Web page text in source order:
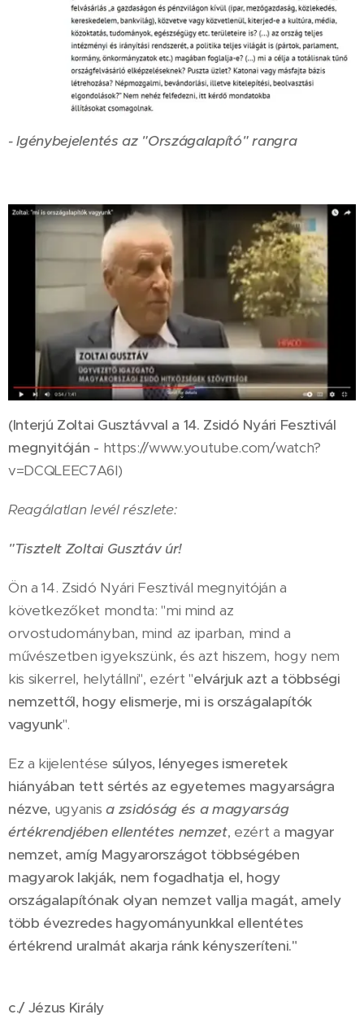
- Igénybejelentés az "Országalapító" rangra
(Interjú Zoltai Gusztávval a 14. Zsidó Nyári Fesztivál
megnyitóján - https://www.youtube.com/watch?
v=DCQLEEC7A6I)
Reagálatlan levél részlete:
"Tisztelt Zoltai Gusztáv úr!
Ön a 14. Zsidó Nyári Fesztivál megnyitóján a
következőket mondta: "mi mind az
orvostudományban, mind az iparban, mind a
művészetben igyekszünk, és azt hiszem, hogy nem
kis sikerrel, helytállni", ezért "elvárjuk azt a többségi
nemzettől, hogy elismerje, mi is országalapítók
vagyunk".
Ez a kijelentése súlyos, lényeges ismeretek
hiányában tett sértés az egyetemes magyarságra
nézve, ugyanisa zsidóság és a magyarság
értékrendjében ellentétes nemzet, ezért a magyar
nemzet, amíg Magyarországot többségében
magyarok lakják, nem fogadhatja el, hogy
országalapítónak olyan nemzet vallja magát, amely
több évezredes hagyományunkkal ellentétes
értékrend uralmát akarja ránk kényszeríteni."
c./ Jézus Király